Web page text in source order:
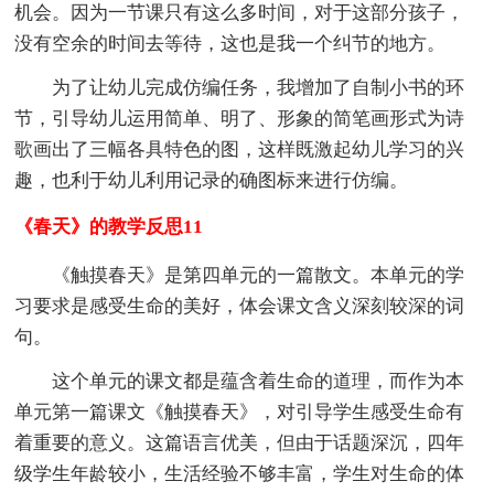
机会。因为一节课只有这么多时间，对于这部分孩子，
没有空余的时间去等待，这也是我一个纠节的地方。
为了让幼儿完成仿编任务，我增加了自制小书的环
节，引导幼儿运用简单、明了、形象的简笔画形式为诗
歌画出了三幅各具特色的图，这样既激起幼儿学习的兴
趣，也利于幼儿利用记录的确图标来进行仿编。
《春天》的教学反思11
《触摸春天》是第四单元的一篇散文。本单元的学
习要求是感受生命的美好，体会课文含义深刻较深的词
句。
这个单元的课文都是蕴含着生命的道理，而作为本
单元第一篇课文《触摸春天》，对引导学生感受生命有
着重要的意义。这篇语言优美，但由于话题深沉，四年
级学生年龄较小，生活经验不够丰富，学生对生命的体